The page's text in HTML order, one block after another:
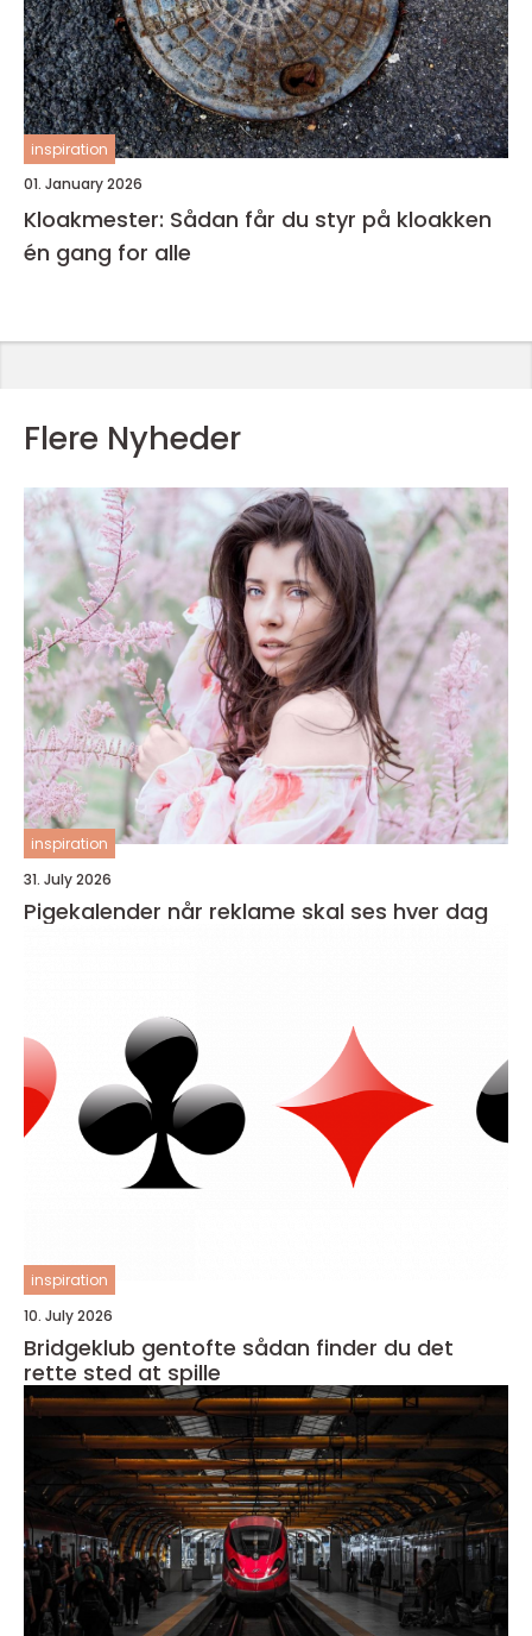
inspiration
01. January 2026
Kloakmester: Sådan får du styr på kloakken
én gang for alle
Flere Nyheder
inspiration
31. July 2026
Pigekalender når reklame skal ses hver dag
inspiration
10. July 2026
Bridgeklub gentofte sådan finder du det
rette sted at spille